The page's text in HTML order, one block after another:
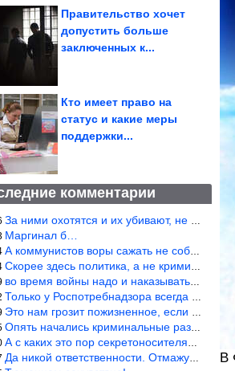
Правительство хочет
допустить больше
заключенных к...
Кто имеет право на
статус и какие меры
поддержки...
комментарии
За ними охотятся и их убивают, не ужели не понял?
Маргинал б…
А коммунистов воры сажать не собираются ???
Скорее здесь политика, а не криминал. Хотя эти два понятия начин
во время войны надо и наказывать по законам военного времени, а
Только у Роспотребнадзора всегда и все в порядке! Когда касается
Это нам грозит пожизненное, если только грозно посмотреть в их с
Опять начались криминальные разборки аля 90е!
А с каких это пор секретоносителям положена охрана? Это его зада
Да никой ответственности. Отмажутся.
В